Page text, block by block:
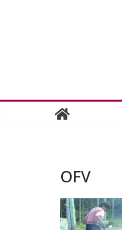
OFV